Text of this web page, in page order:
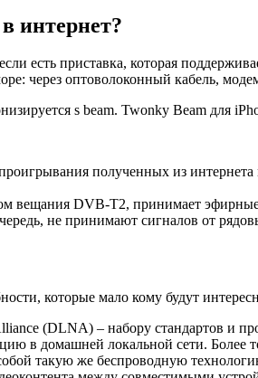
интернет?
есть приставка, которая
через оптоволоконный кабель,
s beam. Twonky Beam для
полученных из
вещания DVB-T2, принимает
не принимают сигналов от
которые мало кому будут
(DLNA) – набору стандартов и
в домашней локальной сети. Более
такую же беспроводную